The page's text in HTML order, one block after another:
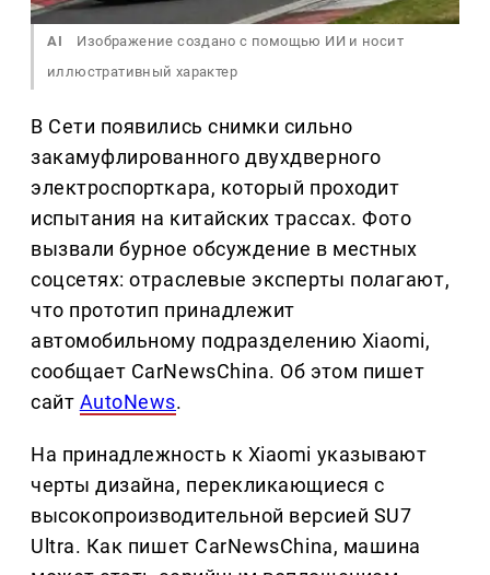
AI
Изображение создано с помощью ИИ и носит
иллюстративный характер
В Сети появились снимки сильно
закамуфлированного двухдверного
электроспорткара, который проходит
испытания на китайских трассах. Фото
вызвали бурное обсуждение в местных
соцсетях: отраслевые эксперты полагают,
что прототип принадлежит
автомобильному подразделению Xiaomi,
сообщает CarNewsChina. Об этом пишет
сайт AutoNews.
На принадлежность к Xiaomi указывают
черты дизайна, перекликающиеся с
высокопроизводительной версией SU7
Ultra. Как пишет CarNewsChina, машина